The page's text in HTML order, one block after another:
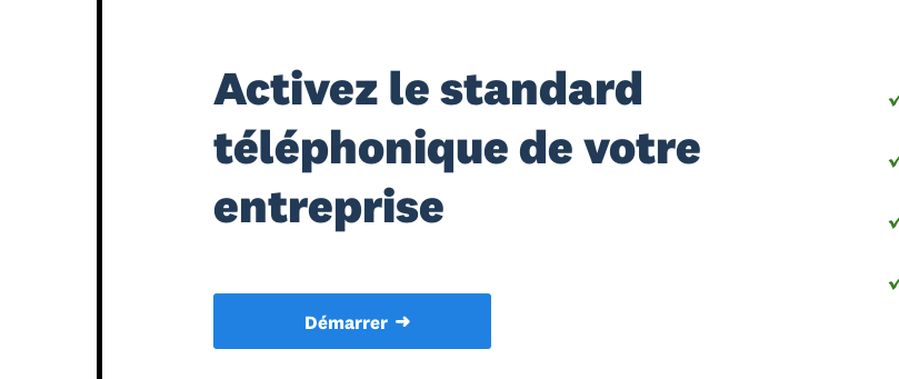
Activez le standard
téléphonique de votre
entreprise
Démarrer➜